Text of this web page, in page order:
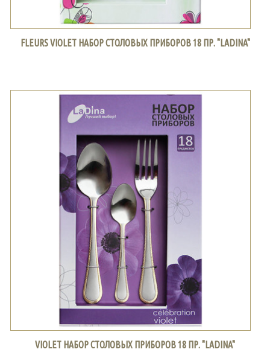
FLEURS VIOLET НАБОР СТОЛОВЫХ ПРИБОРОВ 18 ПР. "LADINA"
VIOLET НАБОР СТОЛОВЫХ ПРИБОРОВ 18 ПР. "LADINA"